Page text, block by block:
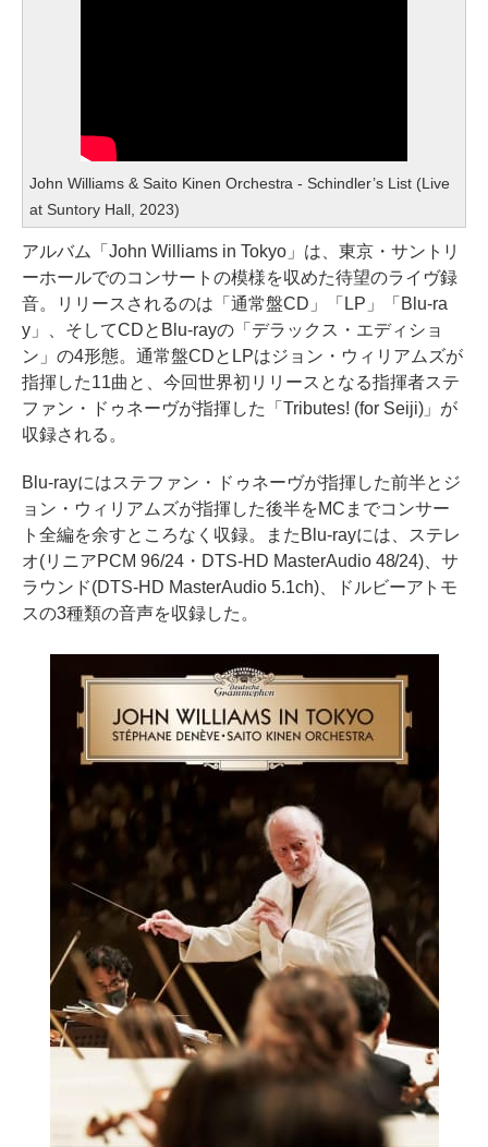
John Williams & Saito Kinen Orchestra - Schindler’s List (Live
at Suntory Hall, 2023)
アルバム「John Williams in Tokyo」は、東京・サントリ
ーホールでのコンサートの模様を収めた待望のライヴ録
音。リリースされるのは「通常盤CD」「LP」「Blu-ra
y」、そしてCDとBlu-rayの「デラックス・エディショ
ン」の4形態。通常盤CDとLPはジョン・ウィリアムズが
指揮した11曲と、今回世界初リリースとなる指揮者ステ
ファン・ドゥネーヴが指揮した「Tributes! (for Seiji)」が
収録される。
Blu-rayにはステファン・ドゥネーヴが指揮した前半とジ
ョン・ウィリアムズが指揮した後半をMCまでコンサー
ト全編を余すところなく収録。またBlu-rayには、ステレ
オ(リニアPCM 96/24・DTS-HD MasterAudio 48/24)、サ
ラウンド(DTS-HD MasterAudio 5.1ch)、ドルビーアトモ
スの3種類の音声を収録した。